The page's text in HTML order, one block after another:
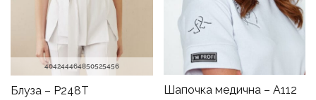
404244464850525456
Блуза – P248T Шапочка медична – A112